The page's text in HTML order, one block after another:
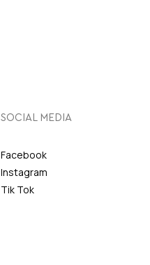
SOCIAL MEDIA
Facebook
Instagram
Tik Tok